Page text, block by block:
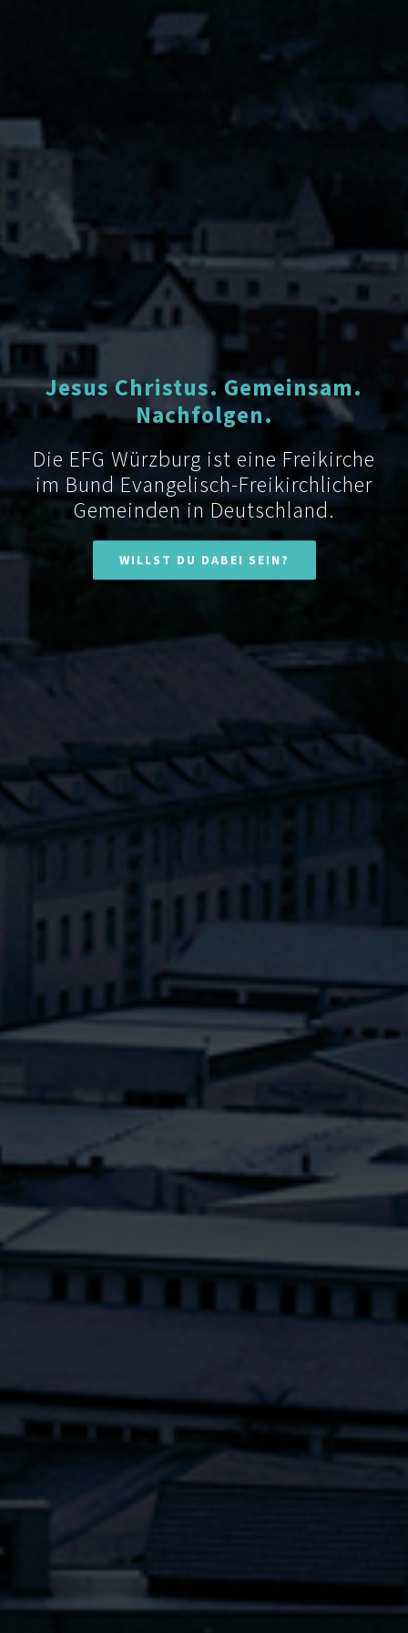
Jesus Christus. Gemeinsam.
Nachfolgen.
Die EFG Würzburg ist eine Freikirche
im Bund Evangelisch-Freikirchlicher
Gemeinden in Deutschland.
WILLST DU DABEI SEIN?